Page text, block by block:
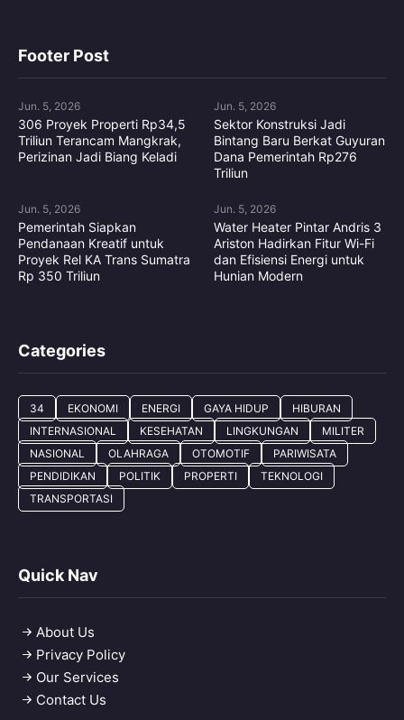
Footer Post
Jun. 5, 2026
306 Proyek Properti Rp34,5
Triliun Terancam Mangkrak,
Perizinan Jadi Biang Keladi
Jun. 5, 2026
Sektor Konstruksi Jadi
Bintang Baru Berkat Guyuran
Dana Pemerintah Rp276
Triliun
Jun. 5, 2026
Pemerintah Siapkan
Pendanaan Kreatif untuk
Proyek Rel KA Trans Sumatra
Rp 350 Triliun
Jun. 5, 2026
Water Heater Pintar Andris 3
Ariston Hadirkan Fitur Wi-Fi
dan Efisiensi Energi untuk
Hunian Modern
Categories
34 EKONOMI ENERGI GAYA HIDUP
HIBURAN
INTERNASIONAL
KESEHATAN LINGKUNGAN
MILITER
NASIONAL
OLAHRAGA OTOMOTIF
PARIWISATA
PENDIDIKAN
POLITIK PROPERTI
TEKNOLOGI
TRANSPORTASI
Quick Nav
About Us
Privacy Policy
Our Services
Contact Us